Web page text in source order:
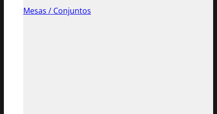
Mesas / Conjuntos